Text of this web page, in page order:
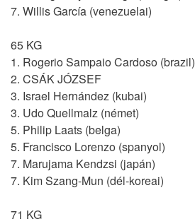
7. Willis García (venezuelai)
65 KG
1. Rogerio Sampaio Cardoso (brazil)
2. CSÁK JÓZSEF
3. Israel Hernández (kubai)
3. Udo Quellmalz (német)
5. Philip Laats (belga)
5. Francisco Lorenzo (spanyol)
7. Marujama Kendzsi (japán)
7. Kim Szang-Mun (dél-koreai)
71 KG